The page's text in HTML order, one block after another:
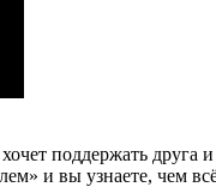
поддержать друга
и вы узнаете, чем всё